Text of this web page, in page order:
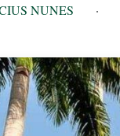
NUNES ·